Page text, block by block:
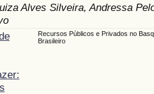
Alves Silveira, Andressa
Recursos Públicos e Privados no
Brasileiro